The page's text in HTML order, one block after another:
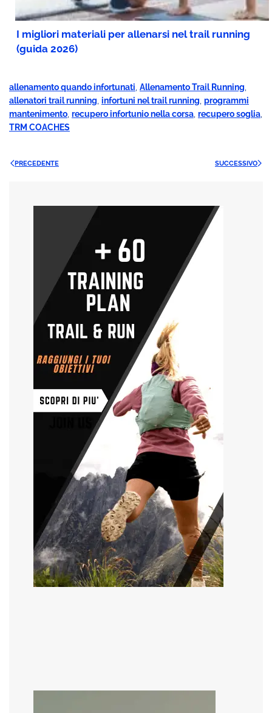
I migliori materiali per allenarsi nel trail running
(guida 2026)
allenamento quando infortunati Allenamento Trail Running
allenatori trail running infortuni nel trail running programmi
mantenimento recupero infortunio nella corsa recupero soglia
TRM COACHES
PRECEDENTE SUCCESSIVO